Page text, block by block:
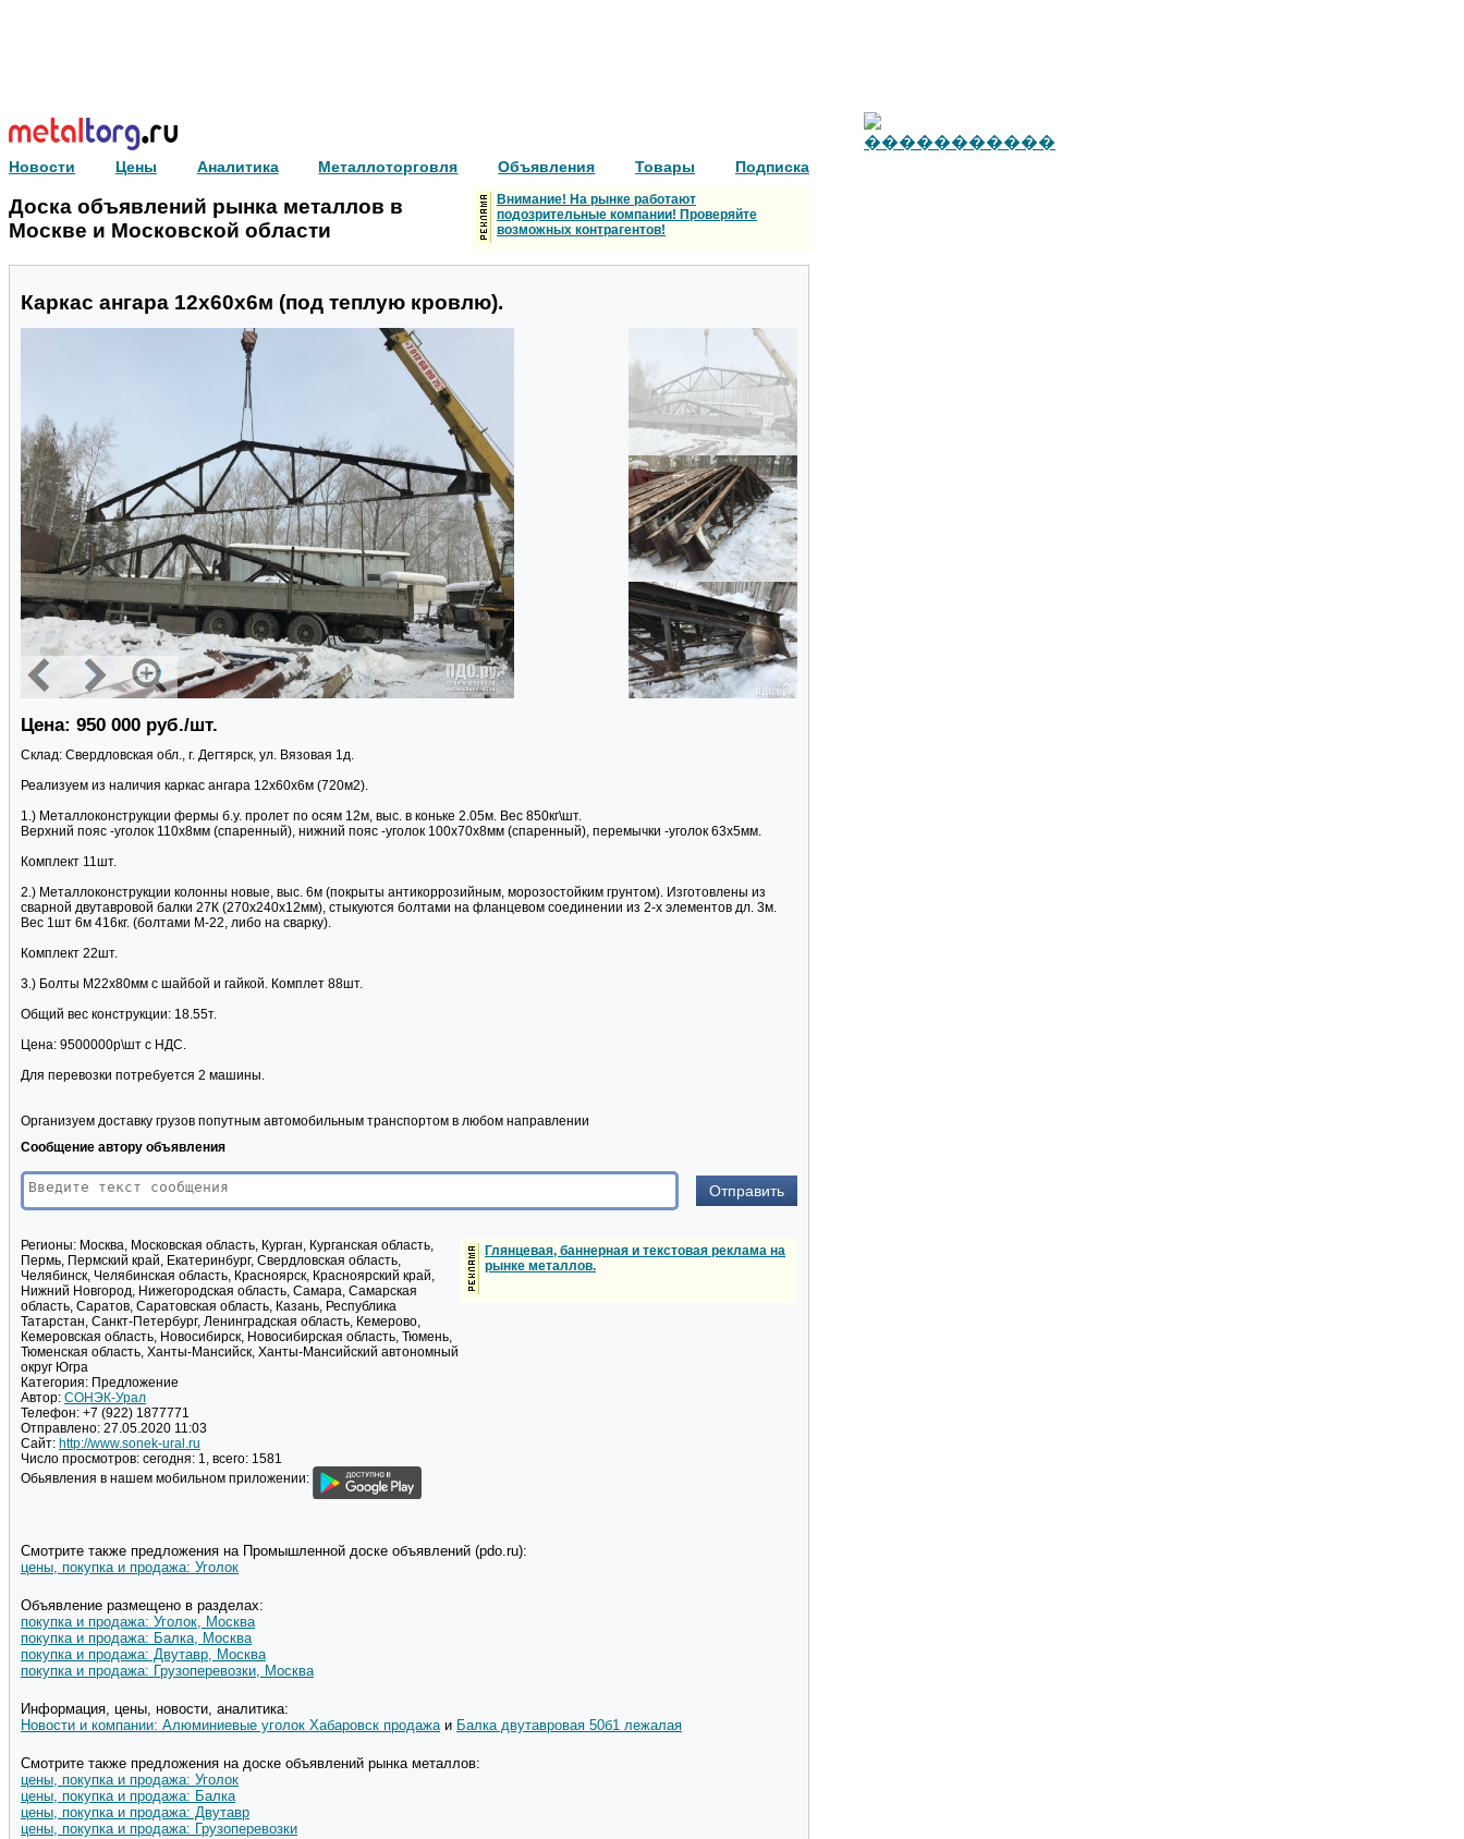
Новости Цены Аналитика Металлоторговля Объявления Товары Подписка
Доска объявлений рынка металлов в
Москве и Московской области
Внимание! На рынке работают
подозрительные компании! Проверяйте
возможных контрагентов!
Каркас ангара 12х60х6м (под теплую кровлю).
Цена: 950 000 руб./шт.
Склад: Свердловская обл., г. Дегтярск, ул. Вязовая 1д.
Реализуем из наличия каркас ангара 12х60х6м (720м2).
1.) Металлоконструкции фермы б.у. пролет по осям 12м, выс. в коньке 2.05м. Вес 850кг\шт.
Верхний пояс -уголок 110х8мм (спаренный), нижний пояс -уголок 100х70х8мм (спаренный), перемычки -уголок 63х5мм.
Комплект 11шт.
2.) Металлоконструкции колонны новые, выс. 6м (покрыты антикоррозийным, морозостойким грунтом). Изготовлены из
сварной двутавровой балки 27К (270х240х12мм), стыкуются болтами на фланцевом соединении из 2-х элементов дл. 3м.
Вес 1шт 6м 416кг. (болтами М-22, либо на сварку).
Комплект 22шт.
3.) Болты М22х80мм с шайбой и гайкой. Комплет 88шт.
Общий вес конструкции: 18.55т.
Цена: 9500000р\шт с НДС.
Для перевозки потребуется 2 машины.
Организуем доставку грузов попутным автомобильным транспортом в любом направлении
Сообщение автору объявления
Регионы: Москва, Московская область, Курган, Курганская область,
Пермь, Пермский край, Екатеринбург, Свердловская область,
Челябинск, Челябинская область, Красноярск, Красноярский край,
Нижний Новгород, Нижегородская область, Самара, Самарская
область, Саратов, Саратовская область, Казань, Республика
Татарстан, Санкт-Петербург, Ленинградская область, Кемерово,
Кемеровская область, Новосибирск, Новосибирская область, Тюмень,
Тюменская область, Ханты-Мансийск, Ханты-Мансийский автономный
округ Югра
Категория: Предложение
Автор: СОНЭК-Урал
Телефон: +7 (922) 1877771
Отправлено: 27.05.2020 11:03
Сайт: http://www.sonek-ural.ru
Число просмотров: сегодня: 1, всего: 1581
Обьявления в нашем мобильном приложении:
Глянцевая, баннерная и текстовая реклама на
рынке металлов.
Смотрите также предложения на Промышленной доске объявлений (pdo.ru):
цены, покупка и продажа: Уголок
Объявление размещено в разделах:
покупка и продажа: Уголок, Москва
покупка и продажа: Балка, Москва
покупка и продажа: Двутавр, Москва
покупка и продажа: Грузоперевозки, Москва
Информация, цены, новости, аналитика:
Новости и компании: Алюминиевые уголок Хабаровск продажаи Балка двутавровая 50б1 лежалая
Смотрите также предложения на доске объявлений рынка металлов:
цены, покупка и продажа: Уголок
цены, покупка и продажа: Балка
цены, покупка и продажа: Двутавр
цены, покупка и продажа: Грузоперевозки